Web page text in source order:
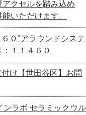
クセルを踏み込め
いただけます。
０°アラウンドシステ
１１４６０
け【世田谷区】お問
ンラボ セラミックウル